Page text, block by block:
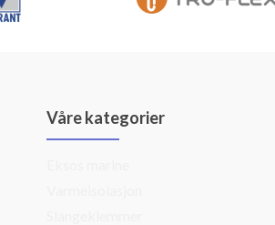
Våre kategorier